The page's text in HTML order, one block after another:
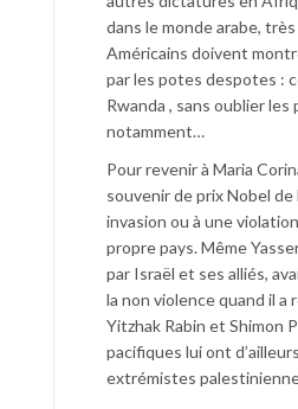
dans le monde arabe,
Américains doivent
par les potes despotes :
Rwanda , sans oublier
notamment…
Pour revenir à Maria
souvenir de prix Nobel
invasion ou à une
propre pays. Même
par Israël et ses alliés,
la non violence quand il a
Yitzhak Rabin et Shimon
pacifiques lui ont
extrémistes